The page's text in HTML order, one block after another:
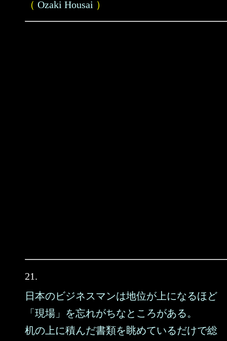
（ Ozaki Housai ）
21.
日本のビジネスマンは地位が上になるほど
「現場」を忘れがちなところがある。
机の上に積んだ書類を眺めているだけで総